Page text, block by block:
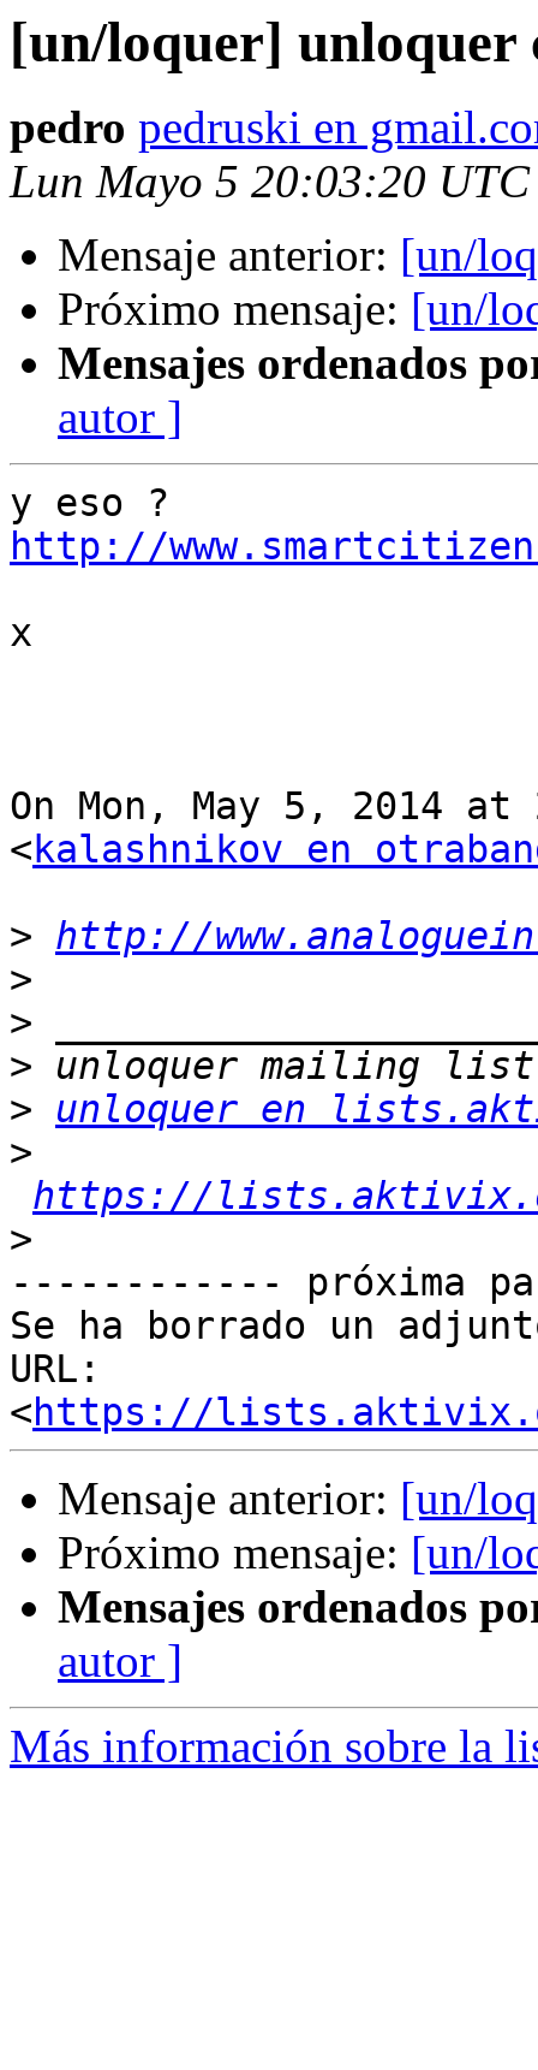
[un/loquer] unloquer
pedro pedruski en
Lun Mayo 5 20:03:20
Mensaje anterior: [un/
Próximo mensaje: [un/
Mensajes ordenados
autor ]
http://
x
On Mon, May 5, 2014
<kalashnikov en
> http://
>
>
>
>
unloquer en
>
https://
>
------------ próxima
Se ha borrado un
URL:
<https://
Mensaje anterior: [un/
Próximo mensaje: [un/
Mensajes ordenados
autor ]
Más información sobre la